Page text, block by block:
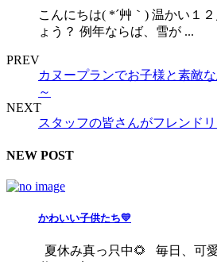
こんにちは( *´艸｀) 温かい１
ょう？ 例年ならば、雪が ...
PREV
カヌープランでお子様と素敵
～
NEXT
スタッフの皆さんがフレンド
NEW POST
かわいい子供たち💛
夏休み真っ只中🌻 毎日、可